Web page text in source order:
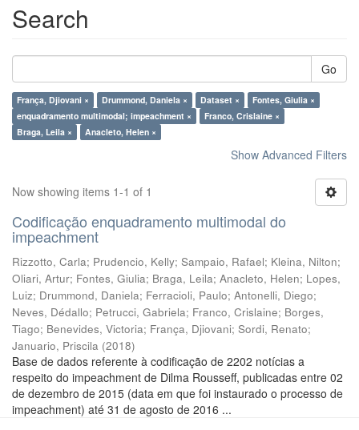
Search
Go
França, Djiovani × Drummond, Daniela × Dataset ×
Fontes, Giulia ×
enquadramento multimodal; impeachment ×
Franco, Crislaine ×
Braga, Leila ×
Anacleto, Helen ×
Show Advanced Filters
Now showing items 1-1 of 1
Codificação enquadramento multimodal do
impeachment
Rizzotto, Carla; Prudencio, Kelly; Sampaio, Rafael; Kleina, Nilton;
Oliari, Artur; Fontes, Giulia; Braga, Leila; Anacleto, Helen; Lopes,
Luiz; Drummond, Daniela; Ferracioli, Paulo; Antonelli, Diego;
Neves, Dédallo; Petrucci, Gabriela; Franco, Crislaine; Borges,
Tiago; Benevides, Victoria; França, Djiovani; Sordi, Renato;
Januario, Priscila (2018)
Base de dados referente à codificação de 2202 notícias a
respeito do impeachment de Dilma Rousseff, publicadas entre 02
de dezembro de 2015 (data em que foi instaurado o processo de
impeachment) até 31 de agosto de 2016 ...